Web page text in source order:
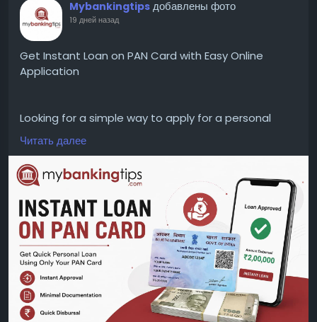
Mybankingtips добавлены фото
19 дней назад
Get Instant Loan on PAN Card with Easy Online
Application
Looking for a simple way to apply for a personal
loan? Explore instant loan on PAN card options and
understand the eligibility criteria, documents,
interest rates, and online application process to
make a more informed financial decision.
WEBSITE:https://www.mybankingtips.com/personal-
loan/personal-loan-on-pan-card
Mail: business@mybankingtips.com
Address: Jaipur, Rajasthan, India 302017
Читать далее